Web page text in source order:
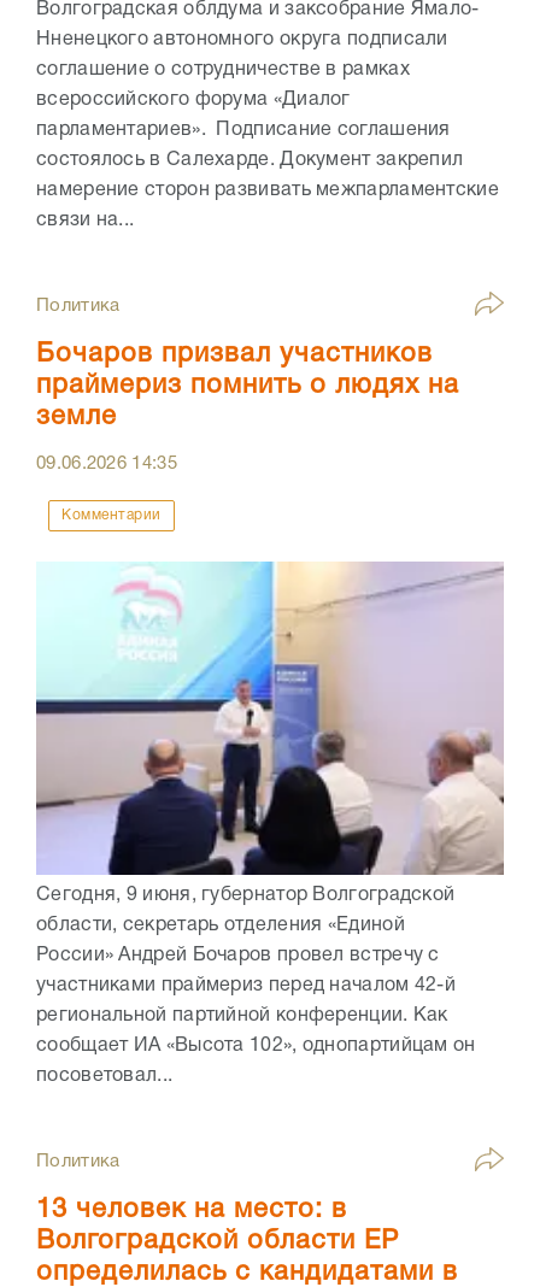
Волгоградская облдума и заксобрание Ямало-
Нненецкого автономного округа подписали
соглашение о сотрудничестве в рамках
всероссийского форума «Диалог
парламентариев». Подписание соглашения
состоялось в Салехарде. Документ закрепил
намерение сторон развивать межпарламентские
связи на...
Политика
Бочаров призвал участников
праймериз помнить о людях на
земле
09.06.2026 14:35
Комментарии
Сегодня, 9 июня, губернатор Волгоградской
области, секретарь отделения «Единой
России» Андрей Бочаров провел встречу с
участниками праймериз перед началом 42-й
региональной партийной конференции. Как
сообщает ИА «Высота 102», однопартийцам он
посоветовал...
Политика
13 человек на место: в
Волгоградской области ЕР
определилась с кандидатами в